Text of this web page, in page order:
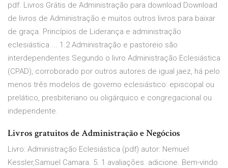
pdf. Livros Grátis de Administração para download Download
de livros de Administração e muitos outros livros para baixar
de graça. Princípios de Liderança e administração
eclesiástica ... 1.2 Administração e pastoreio são
interdependentes Segundo o livro Administração Eclesiástica
(CPAD), corroborado por outros autores de igual jaez, há pelo
menos três modelos de governo eclesiástico: episcopal ou
prelático, presbiteriano ou oligárquico e congregacional ou
independente.
Livros gratuitos de Administração e Negócios
Livro: Administração Eclesiástica (pdf) autor: Nemuel
Kessler,Samuel Camara. 5. 1 avaliações. adicione. Bem-vindo